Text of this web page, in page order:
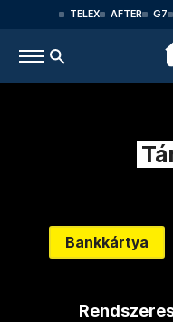
TELEX AFTER G7
Bankkártya